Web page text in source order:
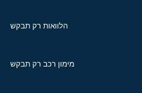
הלוואות רק תבקש
מימון רכב רק תבקש